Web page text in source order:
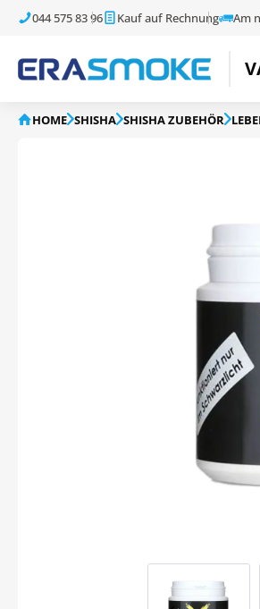
044 575 83 96 Kauf auf Rechnung Am
HOME SHISHA SHISHA ZUBEHÖR